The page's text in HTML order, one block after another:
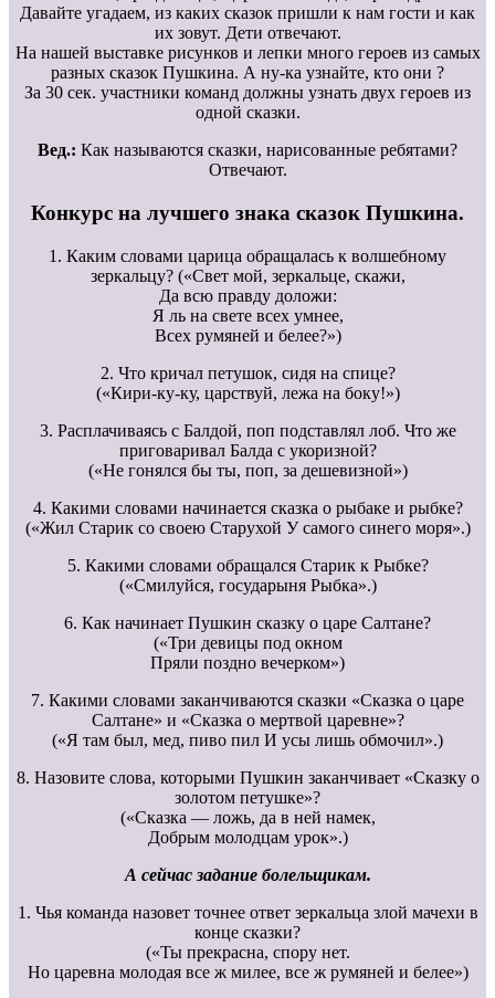
Давайте угадаем, из каких сказок пришли к нам гости и как
их зовут. Дети отвечают.
На нашей выставке рисунков и лепки много героев из самых
разных сказок Пушкина. А ну-ка узнайте, кто они ?
За 30 сек. участники команд должны узнать двух героев из
одной сказки.
Вед.: Как называются сказки, нарисованные ребятами?
Отвечают.
Конкурс на лучшего знака сказок Пушкина.
1. Каким словами царица обращалась к волшебному
зеркальцу? («Свет мой, зеркальце, скажи,
Да всю правду доложи:
Я ль на свете всех умнее,
Всех румяней и белее?»)
2. Что кричал петушок, сидя на спице?
(«Кири-ку-ку, царствуй, лежа на боку!»)
3. Расплачиваясь с Балдой, поп подставлял лоб. Что же
приговаривал Балда с укоризной?
(«Не гонялся бы ты, поп, за дешевизной»)
4. Какими словами начинается сказка о рыбаке и рыбке?
(«Жил Старик со своею Старухой У самого синего моря».)
5. Какими словами обращался Старик к Рыбке?
(«Смилуйся, государыня Рыбка».)
6. Как начинает Пушкин сказку о царе Салтане?
(«Три девицы под окном
Пряли поздно вечерком»)
7. Какими словами заканчиваются сказки «Сказка о царе
Салтане» и «Сказка о мертвой царевне»?
(«Я там был, мед, пиво пил И усы лишь обмочил».)
8. Назовите слова, которыми Пушкин заканчивает «Сказку о
золотом петушке»?
(«Сказка — ложь, да в ней намек,
Добрым молодцам урок».)
А сейчас задание болельщикам.
1. Чья команда назовет точнее ответ зеркальца злой мачехи в
конце сказки?
(«Ты прекрасна, спору нет.
Но царевна молодая все ж милее, все ж румяней и белее»)